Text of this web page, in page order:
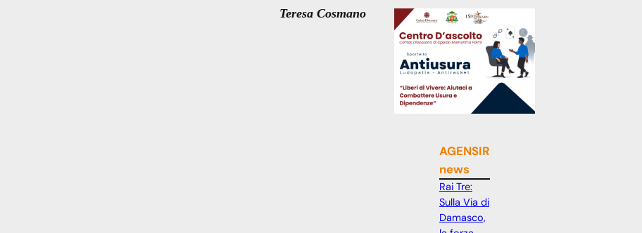
Teresa Cosmano
AGENSIR
news
Rai Tre:
Sulla Via di
Damasco,